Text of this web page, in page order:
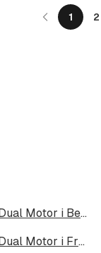
1 2
Polestar 3 Long Range Dual Motor i Bergen
Polestar 3 Long Range Dual Motor i Fredrikstad